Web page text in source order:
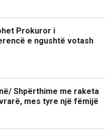
Prokuror i
e ngushtë votash
Shpërthime me raketa
mes tyre një fëmijë